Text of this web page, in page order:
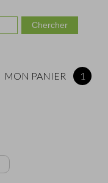
MON PANIER 1